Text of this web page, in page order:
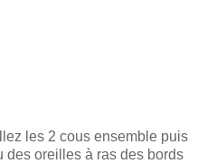
les 2 cous ensemble puis
des oreilles à ras des bords